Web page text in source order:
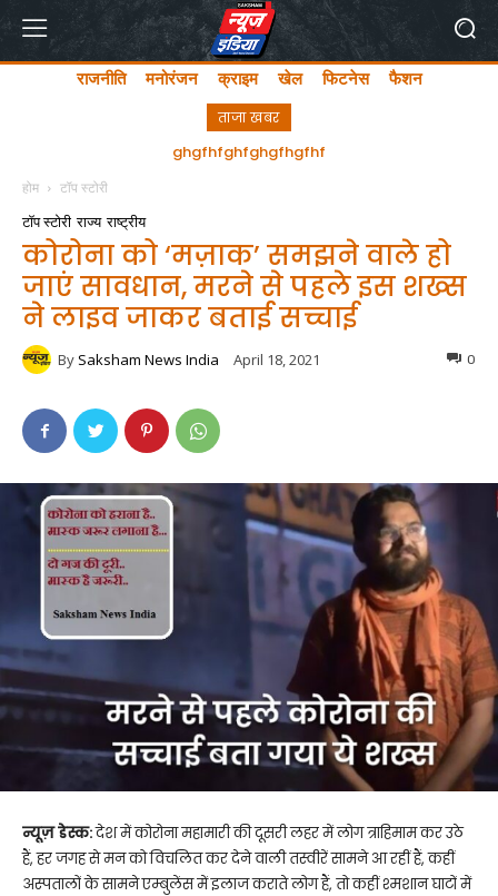
राजनीति मनोरंजन क्राइम खेल फिटनेस फैशन
ताजा खबर
अयोध्या में लता मंगेशकर चौक का सीएम योगी ने किया उद्घाटन
होम टॉप स्टोरी
टॉप स्टोरी राज्य राष्ट्रीय
कोरोना को ‘मज़ाक’ समझने वाले हो
जाएं सावधान, मरने से पहले इस शख्स
ने लाइव जाकर बताई सच्चाई
By Saksham News India April 18, 2021 0
न्यूज़ डेस्क:देश में कोरोना महामारी की दूसरी लहर में लोग त्राहिमाम कर उठे
हैं, हर जगह से मन को विचलित कर देने वाली तस्वीरें सामने आ रहीं हैं, कहीं
अस्पतालों के सामने एम्बुलेंस में इलाज कराते लोग हैं, तो कहीं श्मशान घाटों में